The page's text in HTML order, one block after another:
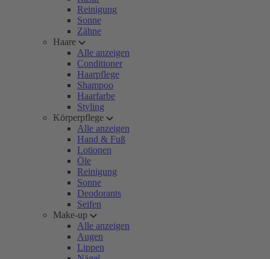
Reinigung
Sonne
Zähne
Haare
Alle anzeigen
Conditioner
Haarpflege
Shampoo
Haarfarbe
Styling
Körperpflege
Alle anzeigen
Hand & Fuß
Lotionen
Öle
Reinigung
Sonne
Deodorants
Seifen
Make-up
Alle anzeigen
Augen
Lippen